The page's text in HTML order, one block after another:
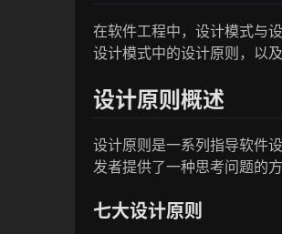
在软件工程中，设计模式与
设计模式中的设计原则，以
设计原则概述
设计原则是一系列指导软件
发者提供了一种思考问题的
七大设计原则